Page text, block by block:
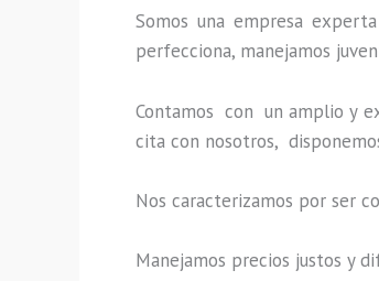
Somos una empresa
perfecciona, manejamos
Contamos con un amplio y
cita con nosotros,
Nos caracterizamos por ser
Manejamos precios justos y